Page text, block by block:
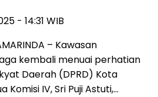
- 14:31 WIB
– Kawasan
kembali menuai perhatian
Daerah (DPRD) Kota
Komisi IV, Sri Puji Astuti,…